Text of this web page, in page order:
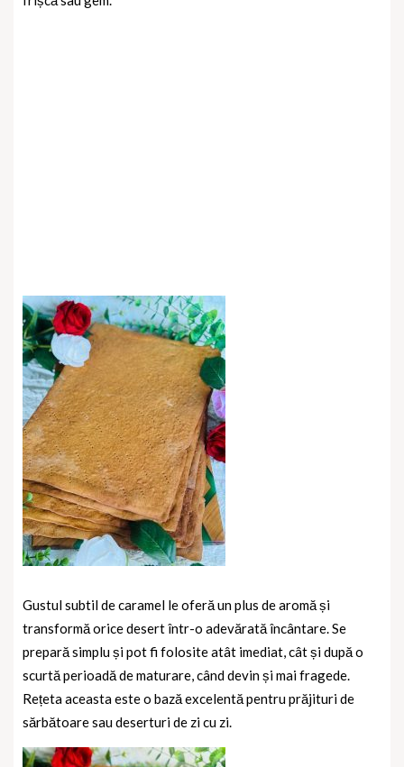
Gustul subtil de caramel le oferă un plus de aromă și
transformă orice desert într-o adevărată încântare. Se
prepară simplu și pot fi folosite atât imediat, cât și după o
scurtă perioadă de maturare, când devin și mai fragede.
Rețeta aceasta este o bază excelentă pentru prăjituri de
sărbătoare sau deserturi de zi cu zi.